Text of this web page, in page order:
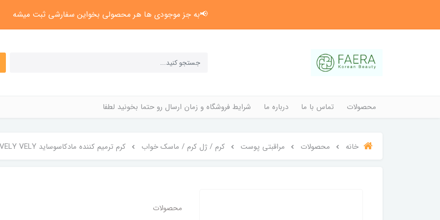
📢به جز موجودی ها هر محصولی بخواین سفارشی ثبت میشه
محصولات تماس با ما درباره ما شرایط فروشگاه و زمان ارسال رو حتما بخونید لطفا
خانه محصولات مراقبتی پوست کرم / ژل کرم / ماسک خواب کرم ترمیم کننده مادکاسوساید VELY VELY
محصولات